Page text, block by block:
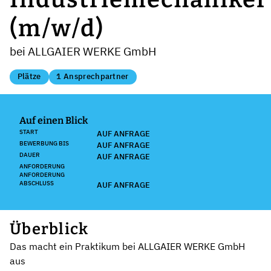
(m/w/d)
bei ALLGAIER WERKE GmbH
Plätze 1 Ansprechpartner
Auf einen Blick
START AUF ANFRAGE
BEWERBUNG BIS AUF ANFRAGE
DAUER AUF ANFRAGE
ANFORDERUNG
ANFORDERUNG
ABSCHLUSS
AUF ANFRAGE
Überblick
Das macht ein Praktikum bei ALLGAIER WERKE GmbH
aus